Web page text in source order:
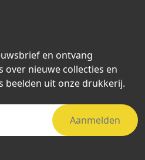
en ontvang
over nieuwe collecties en
beelden uit onze drukkerij.
Aanmelden